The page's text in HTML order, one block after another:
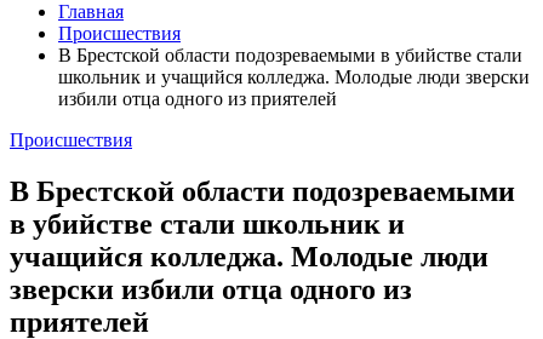
Главная
Происшествия
В Брестской области подозреваемыми в убийстве стали
школьник и учащийся колледжа. Молодые люди зверски
избили отца одного из приятелей
Происшествия
В Брестской области подозреваемыми
в убийстве стали школьник и
учащийся колледжа. Молодые люди
зверски избили отца одного из
приятелей